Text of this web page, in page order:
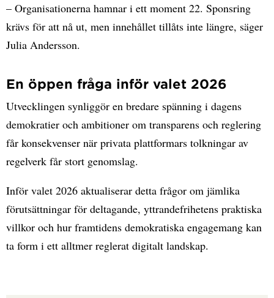
– Organisationerna hamnar i ett moment 22. Sponsring
krävs för att nå ut, men innehållet tillåts inte längre, säger
Julia Andersson.
En öppen fråga inför valet 2026
Utvecklingen synliggör en bredare spänning i dagens
demokratier och ambitioner om transparens och reglering
får konsekvenser när privata plattformars tolkningar av
regelverk får stort genomslag.
Inför valet 2026 aktualiserar detta frågor om jämlika
förutsättningar för deltagande, yttrandefrihetens praktiska
villkor och hur framtidens demokratiska engagemang kan
ta form i ett alltmer reglerat digitalt landskap.